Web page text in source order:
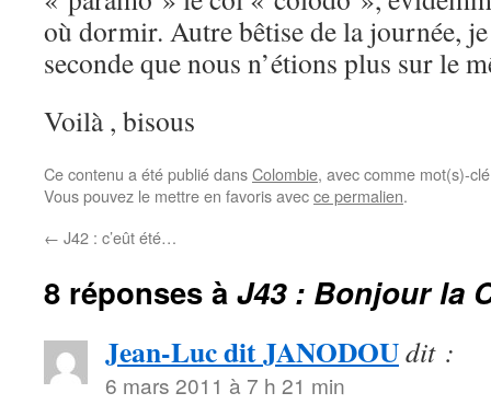
où dormir. Autre bêtise de la journée, je
seconde que nous n’étions plus sur le
Voilà , bisous
Ce contenu a été publié dansColombie, avec comme mot(s)-
Vous pouvez le mettre en favoris avecce permalien.
← J42 : c’eût été…
8 réponses à J43 : Bonjour la
Jean-Luc dit JANODOUdit :
6 mars 2011 à 7 h 21 min